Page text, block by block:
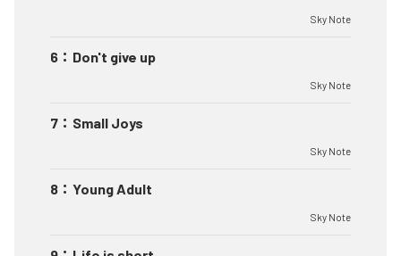
Sky Note
6 ： Don't give up
Sky Note
7 ： Small Joys
Sky Note
8 ： Young Adult
Sky Note